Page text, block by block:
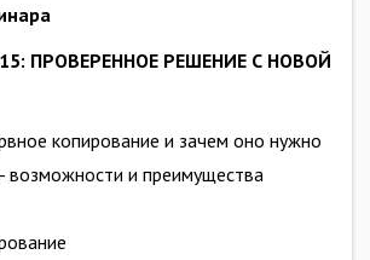
15: ПРОВЕРЕННОЕ РЕШЕНИЕ С НОВОЙ
копирование и зачем оно нужно
возможности и преимущества